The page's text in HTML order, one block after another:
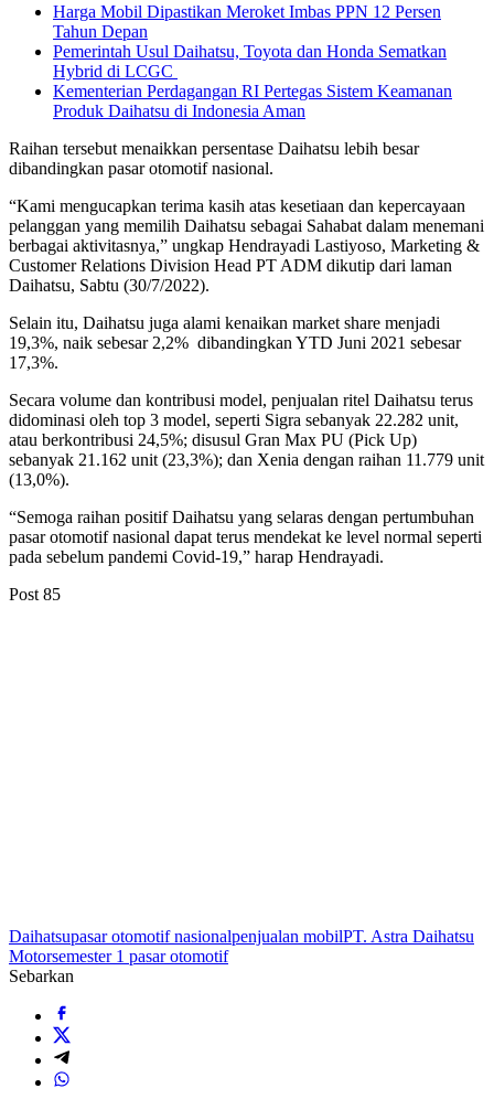
Harga Mobil Dipastikan Meroket Imbas PPN 12 Persen
Tahun Depan
Pemerintah Usul Daihatsu, Toyota dan Honda Sematkan
Hybrid di LCGC
Kementerian Perdagangan RI Pertegas Sistem Keamanan
Produk Daihatsu di Indonesia Aman
Raihan tersebut menaikkan persentase Daihatsu lebih besar
dibandingkan pasar otomotif nasional.
“Kami mengucapkan terima kasih atas kesetiaan dan kepercayaan
pelanggan yang memilih Daihatsu sebagai Sahabat dalam menemani
berbagai aktivitasnya,” ungkap Hendrayadi Lastiyoso, Marketing &
Customer Relations Division Head PT ADM dikutip dari laman
Daihatsu, Sabtu (30/7/2022).
Selain itu, Daihatsu juga alami kenaikan market share menjadi
19,3%, naik sebesar 2,2% dibandingkan YTD Juni 2021 sebesar
17,3%.
Secara volume dan kontribusi model, penjualan ritel Daihatsu terus
didominasi oleh top 3 model, seperti Sigra sebanyak 22.282 unit,
atau berkontribusi 24,5%; disusul Gran Max PU (Pick Up)
sebanyak 21.162 unit (23,3%); dan Xenia dengan raihan 11.779 unit
(13,0%).
“Semoga raihan positif Daihatsu yang selaras dengan pertumbuhan
pasar otomotif nasional dapat terus mendekat ke level normal seperti
pada sebelum pandemi Covid-19,” harap Hendrayadi.
Post 85
Daihatsupasar otomotif nasionalpenjualan mobilPT. Astra Daihatsu
Motorsemester 1 pasar otomotif
Sebarkan